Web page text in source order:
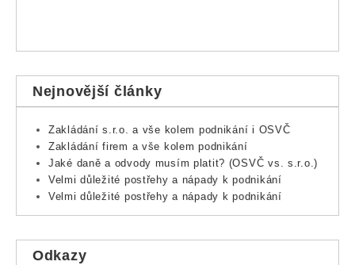
Nejnovější články
Zakládání s.r.o. a vše kolem podnikání i OSVČ
Zakládání firem a vše kolem podnikání
Jaké daně a odvody musím platit? (OSVČ vs. s.r.o.)
Velmi důležité postřehy a nápady k podnikání
Velmi důležité postřehy a nápady k podnikání
Odkazy